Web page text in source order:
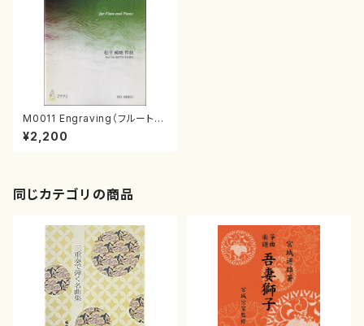
M0011 Engraving（フルート、
ピアノ/松平頼暁/楽譜）
¥2,200
同じカテゴリの商品